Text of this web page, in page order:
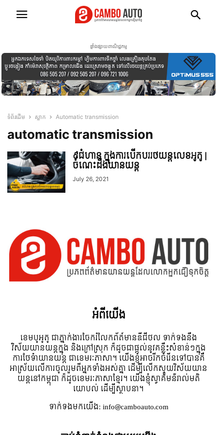
ផ្ទាំងផ្សាយពាណិជ្ជកម្ម
ទំព័រដើម ស្លាក Automatic transmission
automatic transmission
៩ជំហាន ក្នុងការបើកបររថយន្តលេខអូតូ |
ចំណេះដឹងយានយន្ត
July 26, 2021
អំពី​យើង
ខេមបូអូតូ ជាភ្នាក់ងារចែករំលែកព័ត៍មានឌីជីថល ទាក់ទងនឹង
វិស័យយានយន្តក្នុង និងក្រៅស្រុក ក៏ដូចជាផ្តល់នូវគន្លឹះសំខាន់ៗក្នុង
ការថែទំាយានយន្ត ជាខេមរៈភាសា។ យើងខ្ញុំអាចរីកចំរើនទៅបានគឺ
អាស្រ័យលើការចូលរួមពីអ្នកទាំងអស់គ្នា ដើម្បីលើកស្ទួយវិស័យយាន
យន្តនៅកម្ពុជា ក៏ដូចខេមរៈភាសាខ្មែរ។ យើងខ្ញុំស្វាគមន៌រាល់មតិ
យោបល់ ដើម្បីស្ថាបនា។
ទាក់ទង​មក​យើង:info@camboauto.com